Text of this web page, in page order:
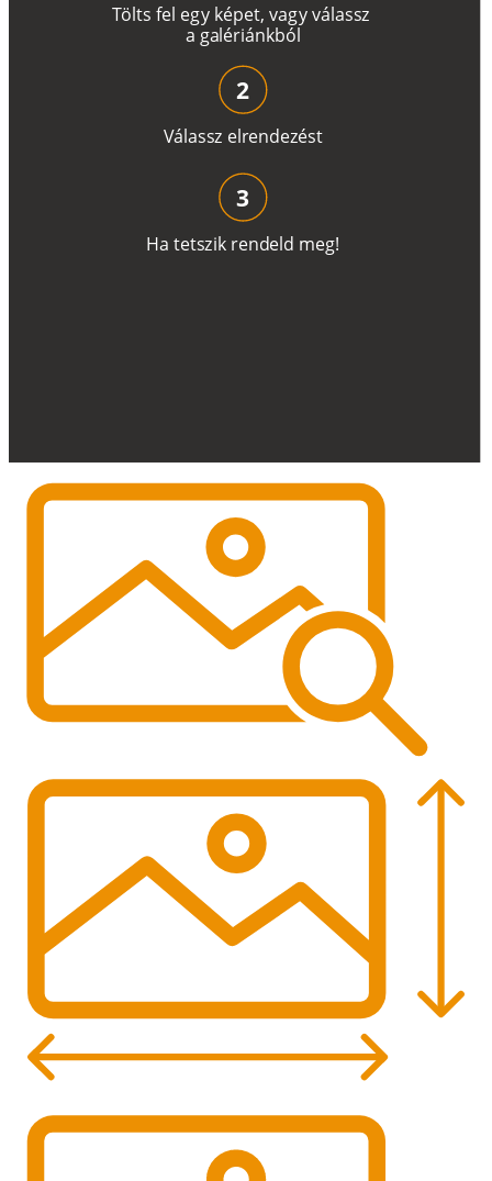
Tölts fel egy képet, vagyválassz
a galériánkból
Válassz elrendezést
2
Ha tetszik rendeld meg!
3